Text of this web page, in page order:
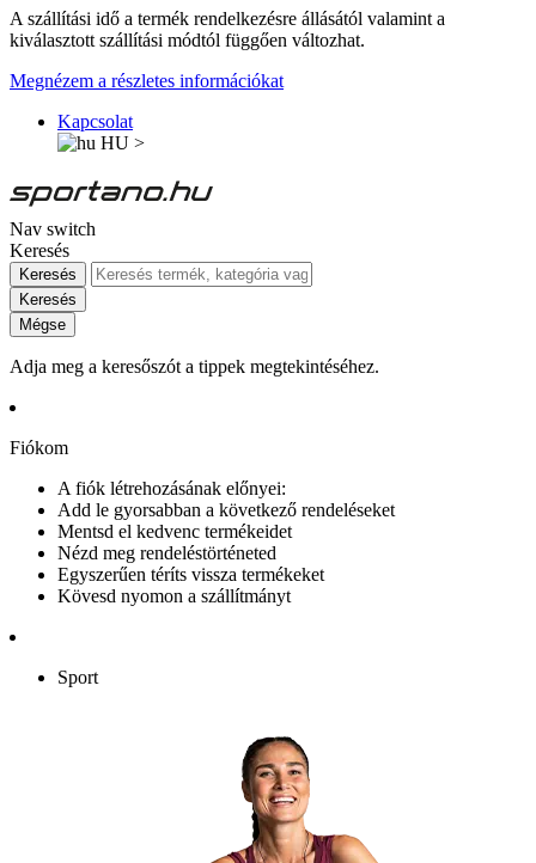
A szállítási idő a termék rendelkezésre állásától valamint a
kiválasztott szállítási módtól függően változhat.
Megnézem a részletes információkat
Kapcsolat
HU >
Nav switch
Keresés
Keresés
Keresés
Mégse
Adja meg a keresőszót a tippek megtekintéséhez.
Fiókom
A fiók létrehozásának előnyei:
Add le gyorsabban a következő rendeléseket
Mentsd el kedvenc termékeidet
Nézd meg rendeléstörténeted
Egyszerűen téríts vissza termékeket
Kövesd nyomon a szállítmányt
Sport